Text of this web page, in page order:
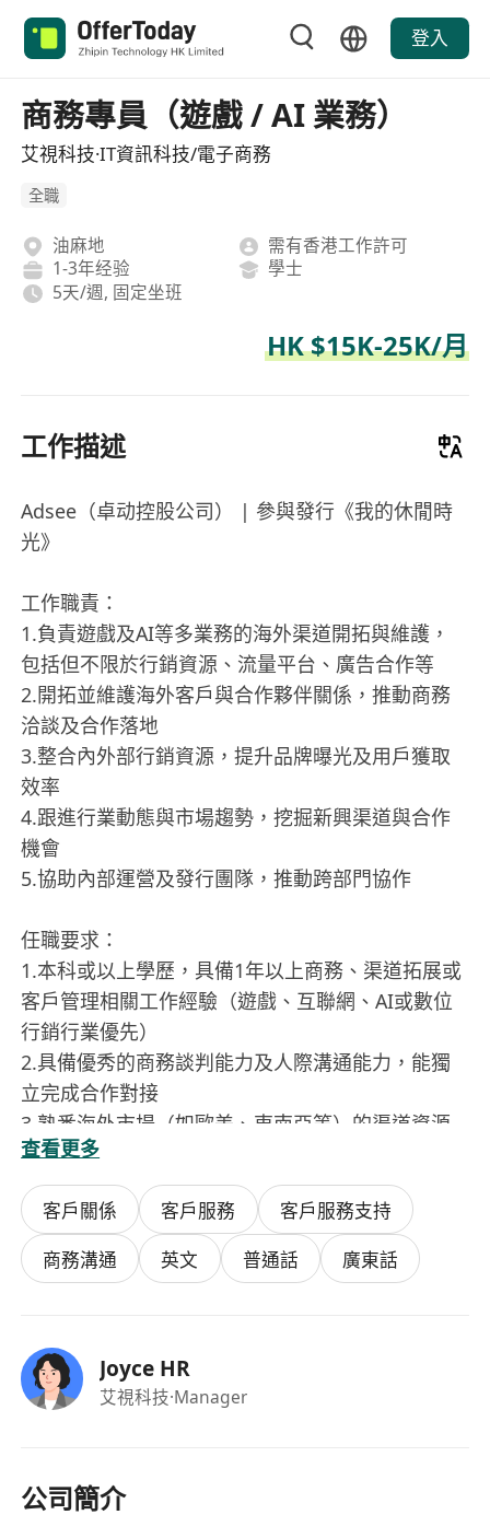
登入
商務專員（遊戲 / AI 業務）
艾視科技·IT資訊科技/電子商務
全職
油麻地
需有香港工作許可
1-3年经验
學士
5天/週, 固定坐班
HK $15K-25K/月
工作描述
Adsee（卓动控股公司） | 參與發行《我的休閒時
光》
工作職責：
1.負責遊戲及AI等多業務的海外渠道開拓與維護，
包括但不限於行銷資源、流量平台、廣告合作等
2.開拓並維護海外客戶與合作夥伴關係，推動商務
洽談及合作落地
3.整合內外部行銷資源，提升品牌曝光及用戶獲取
效率
4.跟進行業動態與市場趨勢，挖掘新興渠道與合作
機會
5.協助內部運營及發行團隊，推動跨部門協作
任職要求：
1.本科或以上學歷，具備1年以上商務、渠道拓展或
客戶管理相關工作經驗（遊戲、互聯網、AI或數位
行銷行業優先）
2.具備優秀的商務談判能力及人際溝通能力，能獨
立完成合作對接
3.熟悉海外市場（如歐美、東南亞等）的渠道資源
或行銷生態
4.英文讀寫及口語流利（必須），能與海外合作方
直接溝通
5.主動性強，適應互聯網公司快節奏、結果導向的
文化風格
香港居民 / 持有有效香港工作簽證 / 符合香港人才
引進計劃資格
查看更多
客戶關係 客戶服務
客戶服務支持
商務溝通
英文 普通話 廣東話
Joyce HR
艾視科技·Manager
公司簡介